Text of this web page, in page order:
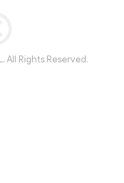
All Rights Reserved.